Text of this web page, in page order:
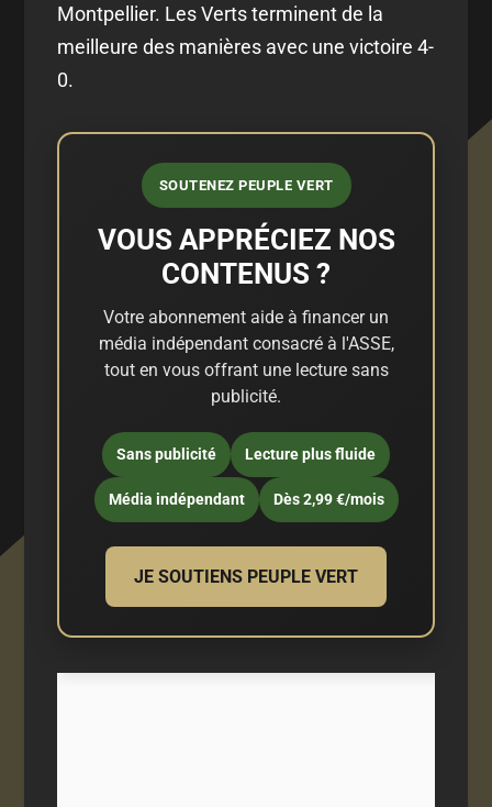
Montpellier. Les Verts terminent de la
meilleure des manières avec une victoire 4-
0.
SOUTENEZ PEUPLE VERT
VOUS APPRÉCIEZ NOS
CONTENUS ?
Votre abonnement aide à financer un
média indépendant consacré à l'ASSE,
tout en vous offrant une lecture sans
publicité.
Sans publicité Lecture plus fluide
Média indépendant Dès 2,99 €/mois
JE SOUTIENS PEUPLE VERT